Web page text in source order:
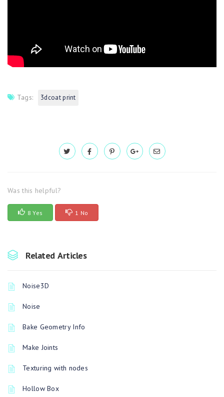
Tags: 3dcoat print
Was this helpful?
8 Yes 1 No
Related Articles
Noise3D
Noise
Bake Geometry Info
Make Joints
Texturing with nodes
Hollow Box